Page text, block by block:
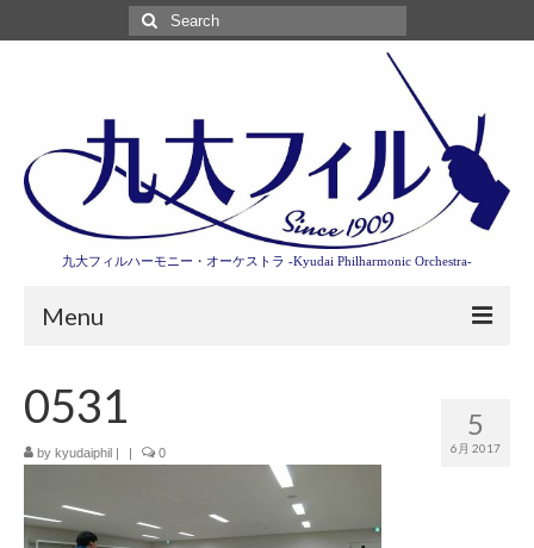
Search
for:
九大フィルハーモニー・オーケストラ -Kyudai Philharmonic Orchestra-
Menu
演奏会情報
九大フィルとは
5
6月 2017
0531
by kyudaiphil 0